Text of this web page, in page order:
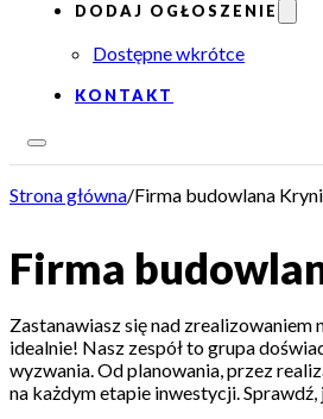
DODAJ OGŁOSZENIE
Dostępne wkrótce
KONTAKT
Strona główna/Firma budowlana
Firma
Zastanawiasz się nad
idealnie! Nasz zespół to grupa
wyzwania. Od planowania, przez
na każdym etapie inwestycji.